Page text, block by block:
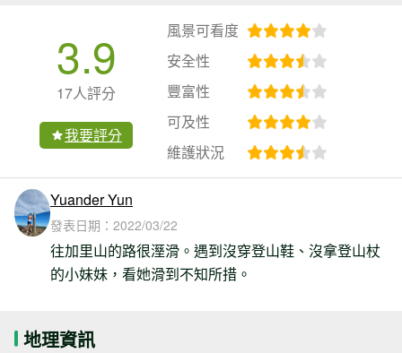
3.9
17人評分
我要評分
風景可看度
安全性
豐富性
可及性
維護狀況
Yuander Yun
發表日期： 2022/03/22
往加里山的路很溼滑。遇到沒穿登山鞋、沒拿登山杖
的小妹妹，看她滑到不知所措。
地理資訊